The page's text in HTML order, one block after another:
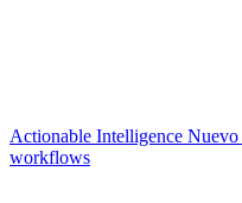
Actionable Intelligence Nuevo
workflows